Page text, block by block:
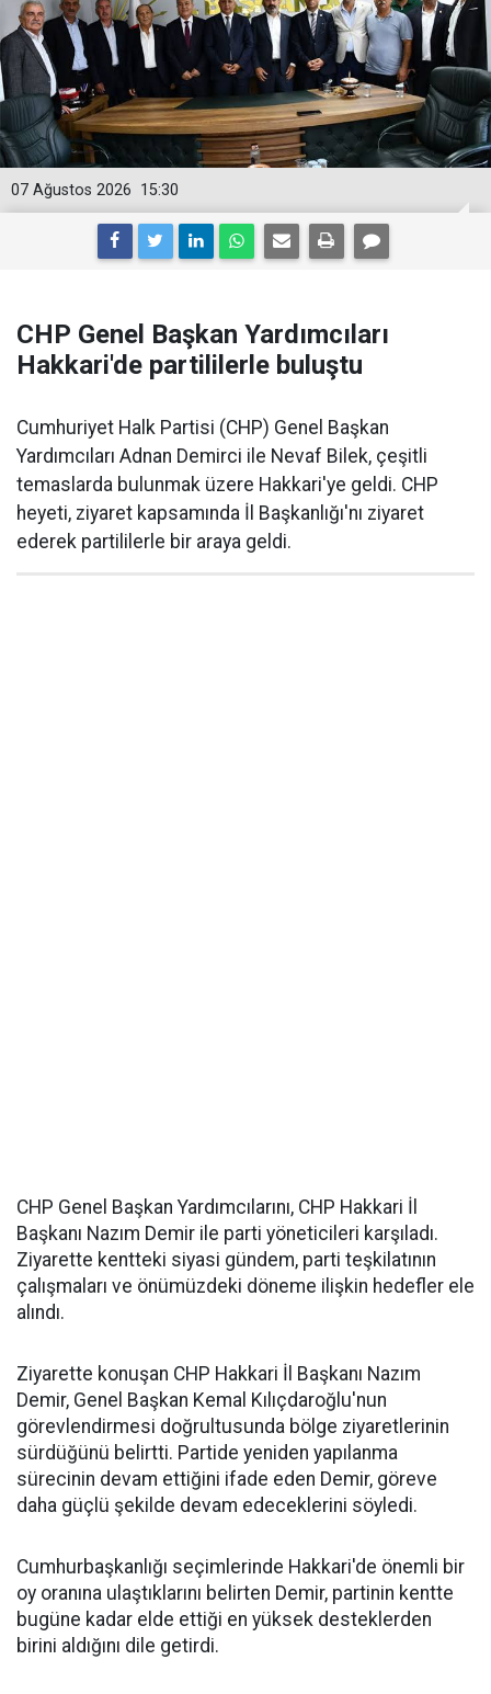
15:30
07 Ağustos 2026
CHP Genel Başkan Yardımcıları
Hakkari'de partililerle buluştu
Cumhuriyet Halk Partisi (CHP) Genel Başkan
Yardımcıları Adnan Demirci ile Nevaf Bilek, çeşitli
temaslarda bulunmak üzere Hakkari'ye geldi. CHP
heyeti, ziyaret kapsamında İl Başkanlığı'nı ziyaret
ederek partililerle bir araya geldi.
CHP Genel Başkan Yardımcılarını, CHP Hakkari İl
Başkanı Nazım Demir ile parti yöneticileri karşıladı.
Ziyarette kentteki siyasi gündem, parti teşkilatının
çalışmaları ve önümüzdeki döneme ilişkin hedefler ele
alındı.
Ziyarette konuşan CHP Hakkari İl Başkanı Nazım
Demir, Genel Başkan Kemal Kılıçdaroğlu'nun
görevlendirmesi doğrultusunda bölge ziyaretlerinin
sürdüğünü belirtti. Partide yeniden yapılanma
sürecinin devam ettiğini ifade eden Demir, göreve
daha güçlü şekilde devam edeceklerini söyledi.
Cumhurbaşkanlığı seçimlerinde Hakkari'de önemli bir
oy oranına ulaştıklarını belirten Demir, partinin kentte
bugüne kadar elde ettiği en yüksek desteklerden
birini aldığını dile getirdi.